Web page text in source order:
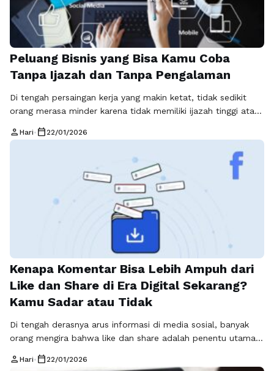
Peluang Bisnis yang Bisa Kamu Coba
Tanpa Ijazah dan Tanpa Pengalaman
Di tengah persaingan kerja yang makin ketat, tidak sedikit
orang merasa minder karena tidak memiliki ijazah tinggi atau
digital menunjukkan bahwa peluang sukses tidak selalu
datang dari jalur formal. Konsep bisnis tanpa ijazah dan
tanpa pengalaman kini semakin relevan, terutama bagi
generasi muda yang ingin mandiri secara …
person Hari• calendar_today 22/01/2026
Kenapa Komentar Bisa Lebih Ampuh dari
Like dan Share di Era Digital Sekarang?
Kamu Sadar atau Tidak
Di tengah derasnya arus informasi di media sosial, banyak
orang mengira bahwa like dan share adalah penentu utama
memainkan peran yang jauh lebih dalam, terutama ketika
person Hari• calendar_today 22/01/2026